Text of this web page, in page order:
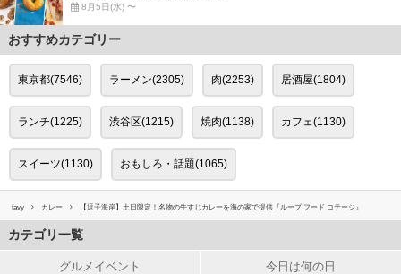
8月5日(水) 〜
おすすめカテゴリー
東京都(7546) ラーメン(2305) 肉(2253) 居酒屋(1804)
ランチ(1225) 渋谷区(1215) 焼肉(1138) カフェ(1130)
スイーツ(1130) おもしろ・話題(1065)
favy カレー 【逗子海岸】土日限定！名物の牛すじカレーを海の家で提供『ループ フード コテージ』
カテゴリ一覧
グルメイベント 今日は何の日